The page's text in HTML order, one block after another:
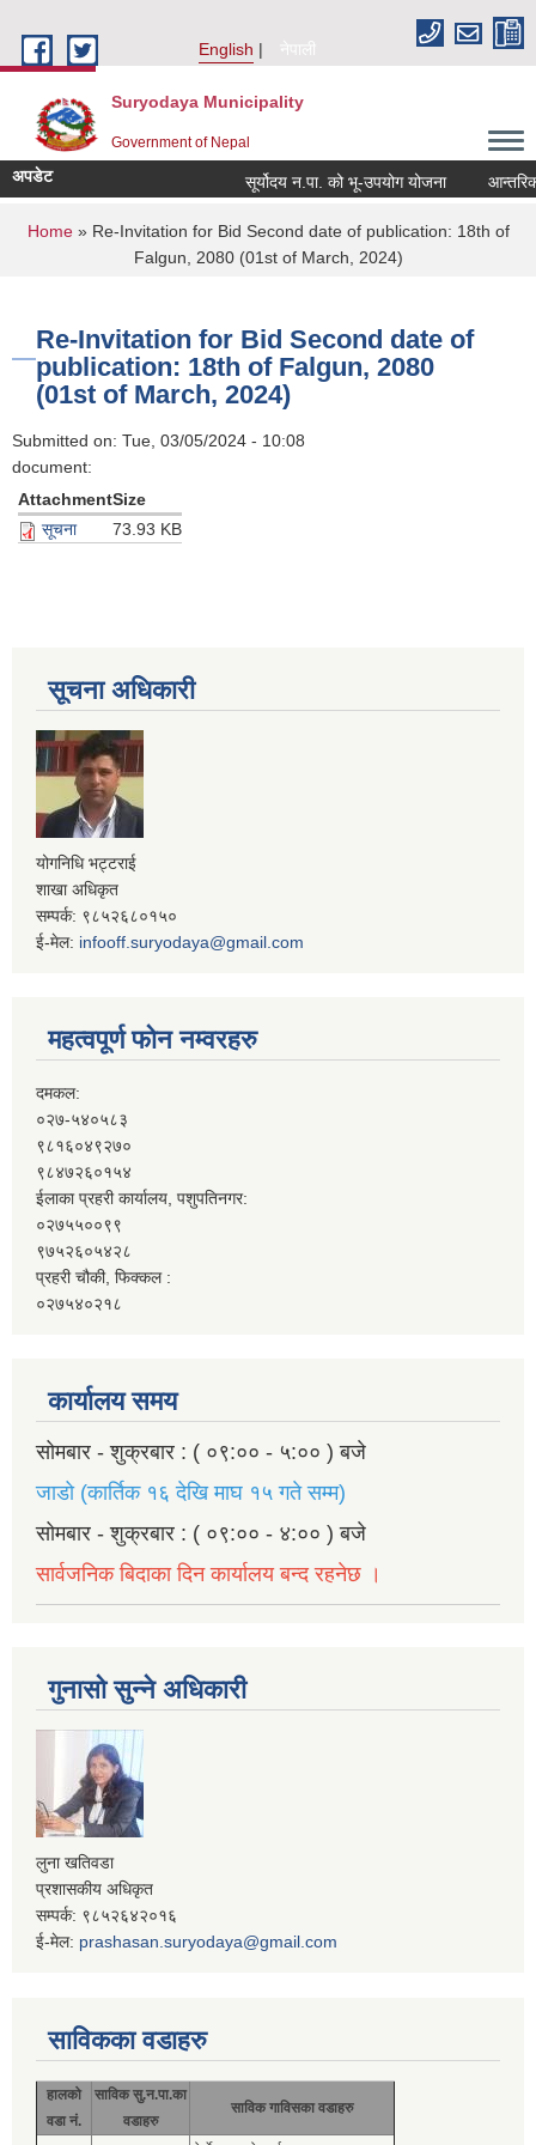
English
नेपाली
Suryodaya Municipality
Government of Nepal
अपडेट सूर्योदय न.पा. को भू-उपयोग योजना आन्तरिक
You are here
Home» Re-Invitation for Bid Second date of publication: 18th of
Falgun, 2080 (01st of March, 2024)
Re-Invitation for Bid Second date of
publication: 18th of Falgun, 2080
(01st of March, 2024)
Submitted on: Tue, 03/05/2024 - 10:08
document:
AttachmentSize
सूचना
73.93 KB
सूचना अधिकारी
योगनिधि भट्टराई
शाखा अधिकृत
सम्पर्क: ९८५२६८०१५०
ई-मेल: infooff.suryodaya@gmail.com
महत्वपूर्ण फोन नम्वरहरु
दमकल:
०२७-५४०५८३
९८१६०४९२७०
९८४७२६०१५४
ईलाका प्रहरी कार्यालय, पशुपतिनगर:
०२७५५००९९
९७५२६०५४२८
प्रहरी चौकी, फिक्कल :
०२७५४०२१८
कार्यालय समय
सोमबार - शुक्रबार : ( ०९:०० - ५:०० ) बजे
जाडो (कार्तिक १६ देखि माघ १५ गते सम्म)
सोमबार - शुक्रबार : ( ०९:०० - ४:०० ) बजे
सार्वजनिक बिदाका दिन कार्यालय बन्द रहनेछ ।
गुनासो सुन्ने अधिकारी
लुना खतिवडा
प्रशासकीय अधिकृत
सम्पर्क: ९८५२६४२०१६
ई-मेल: prashasan.suryodaya@gmail.com
साविकका वडाहरु
हालको
वडा नं.
साविक सु.न.पा.का
वडाहरु
साविक गाविसका वडाहरु